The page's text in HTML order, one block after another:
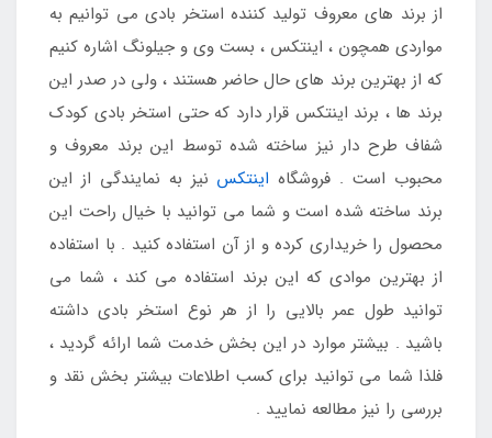
از برند های معروف تولید کننده استخر بادی می توانیم به
مواردی همچون ، اینتکس ، بست وی و جیلونگ اشاره کنیم
که از بهترین برند های حال حاضر هستند ، ولی در صدر این
برند ها ، برند اینتکس قرار دارد که حتی استخر بادی کودک
شفاف طرح دار نیز ساخته شده توسط این برند معروف و
محبوب است . فروشگاه اینتکس نیز به نمایندگی از این
برند ساخته شده است و شما می توانید با خیال راحت این
محصول را خریداری کرده و از آن استفاده کنید . با استفاده
از بهترین موادی که این برند استفاده می کند ، شما می
توانید طول عمر بالایی را از هر نوع استخر بادی داشته
باشید . بیشتر موارد در این بخش خدمت شما ارائه گردید ،
فلذا شما می توانید برای کسب اطلاعات بیشتر بخش نقد و
بررسی را نیز مطالعه نمایید .